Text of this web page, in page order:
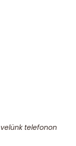
telefonon